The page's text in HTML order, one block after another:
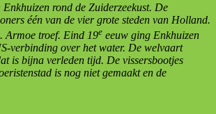
rond de Zuiderzeekust. De
één van de vier grote steden van Holland.
Armoe troef. Eind 19e eeuw ging Enkhuizen
verbinding over het water. De welvaart
is bijna verleden tijd. De vissersbootjes
is nog niet gemaakt en de